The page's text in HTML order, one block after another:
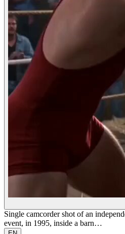
Single camcorder shot of an
event, in 1995, inside a barn…